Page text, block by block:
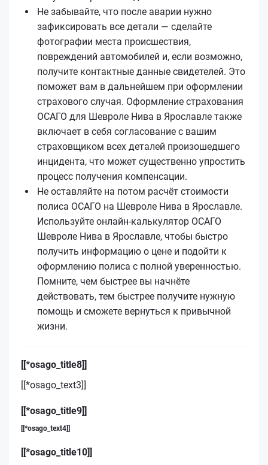
Не забывайте, что после аварии нужно
зафиксировать все детали — сделайте
фотографии места происшествия,
повреждений автомобилей и, если возможно,
получите контактные данные свидетелей. Это
поможет вам в дальнейшем при оформлении
страхового случая. Оформление страхования
ОСАГО для Шевроле Нива в Ярославле также
включает в себя согласование с вашим
страховщиком всех деталей произошедшего
инцидента, что может существенно упростить
процесс получения компенсации.
Не оставляйте на потом расчёт стоимости
полиса ОСАГО на Шевроле Нива в Ярославле.
Используйте онлайн-калькулятор ОСАГО
Шевроле Нива в Ярославле, чтобы быстро
получить информацию о цене и подойти к
оформлению полиса с полной уверенностью.
Помните, чем быстрее вы начнёте
действовать, тем быстрее получите нужную
помощь и сможете вернуться к привычной
жизни.
[[*osago_title8]]
[[*osago_text3]]
[[*osago_title9]]
[[*osago_text4]]
[[*osago_title10]]